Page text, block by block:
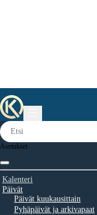
Asetukset
Kalenteri
Päivät
Päivät kuukausittain
Pyhäpäivät ja arkivapaat